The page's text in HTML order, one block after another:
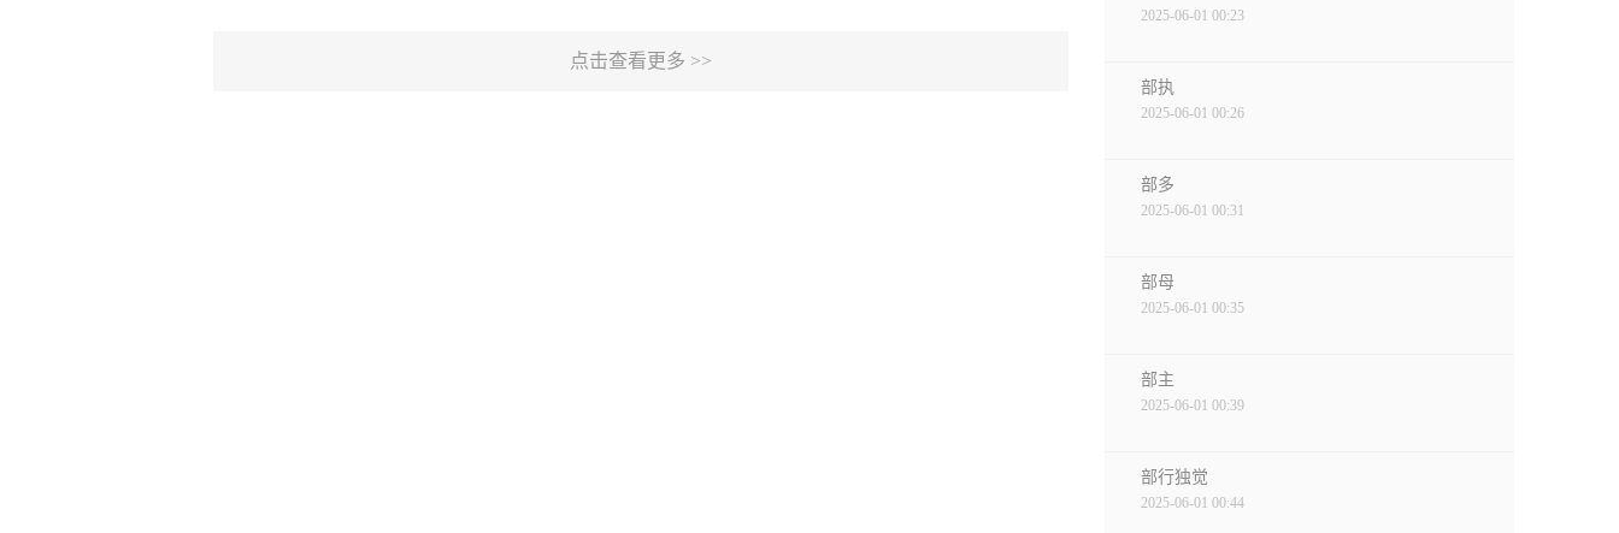
点击查看更多 >>
2025-06-01 00:23
部执
2025-06-01 00:26
部多
2025-06-01 00:31
部母
2025-06-01 00:35
部主
2025-06-01 00:39
部行独觉
2025-06-01 00:44